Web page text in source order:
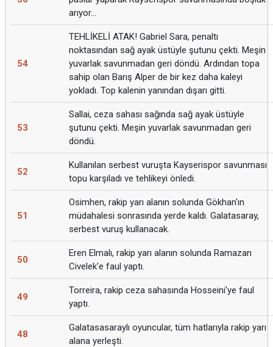
arıyor...
54
TEHLİKELİ ATAK! Gabriel Sara, penaltı
noktasından sağ ayak üstüyle şutunu çekti. Meşin
yuvarlak savunmadan geri döndü. Ardından topa
sahip olan Barış Alper de bir kez daha kaleyi
yokladı. Top kalenin yanından dışarı gitti.
53
Sallai, ceza sahası sağında sağ ayak üstüyle
şutunu çekti. Meşin yuvarlak savunmadan geri
döndü.
52
Kullanılan serbest vuruşta Kayserispor savunması
topu karşıladı ve tehlikeyi önledi.
51
Osimhen, rakip yarı alanın solunda Gökhan'ın
müdahalesi sonrasında yerde kaldı. Galatasaray,
serbest vuruş kullanacak.
50
Eren Elmalı, rakip yarı alanın solunda Ramazan
Civelek'e faul yaptı.
49
Torreira, rakip ceza sahasında Hosseini'ye faul
yaptı.
48
Galatasasaraylı oyuncular, tüm hatlarıyla rakip yarı
alana yerleşti.